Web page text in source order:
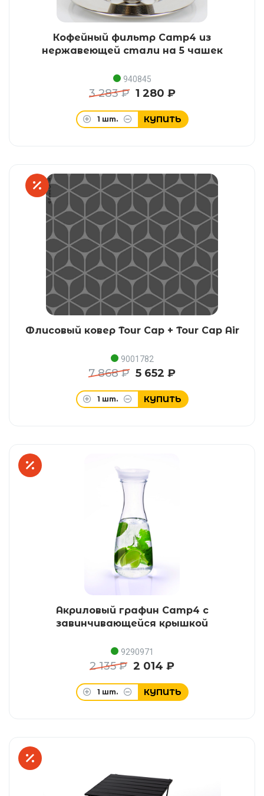
Кофейный фильтр Camp4 из
нержавеющей стали на 5 чашек
940845
3 283 ₽ 1 280 ₽
1 шт. КУПИТЬ
Флисовый ковер Tour Cap + Tour Cap Air
9001782
7 868 ₽ 5 652 ₽
1 шт. КУПИТЬ
Акриловый графин Camp4 с
завинчивающейся крышкой
9290971
2 135 ₽ 2 014 ₽
1 шт. КУПИТЬ